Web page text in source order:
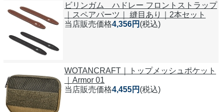
ビリンガム ハドレー フロントストラップ
｜スペアパーツ｜ 縫目あり｜2本セット
当店販売価格4,356円 (税込)
WOTANCRAFT｜トップメッシュポケット
｜Armor 01
当店販売価格4,455円 (税込)